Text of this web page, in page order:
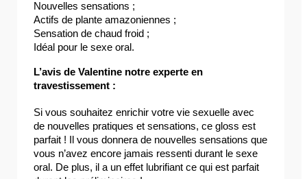
Nouvelles sensations ;
Actifs de plante amazoniennes ;
Sensation de chaud froid ;
Idéal pour le sexe oral.
L’avis de Valentine notre experte en
travestissement :
Si vous souhaitez enrichir votre vie sexuelle avec
de nouvelles pratiques et sensations, ce gloss est
parfait ! Il vous donnera de nouvelles sensations que
vous n’avez encore jamais ressenti durant le sexe
oral. De plus, il a un effet lubrifiant ce qui est parfait